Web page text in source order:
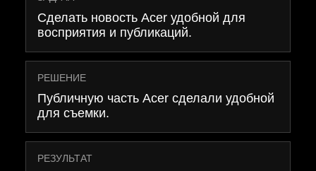
Сделать новость Acer удобной для
восприятия и публикаций.
РЕШЕНИЕ
Публичную часть Acer сделали удобной
для съемки.
РЕЗУЛЬТАТ